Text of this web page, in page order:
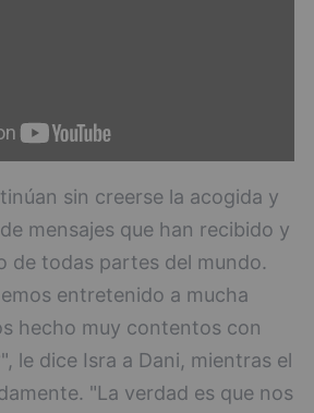
sin creerse la acogida y
mensajes que han recibido y
de todas partes del mundo.
entretenido a mucha
hecho muy contentos con
le dice Isra a Dani, mientras el
"La verdad es que nos